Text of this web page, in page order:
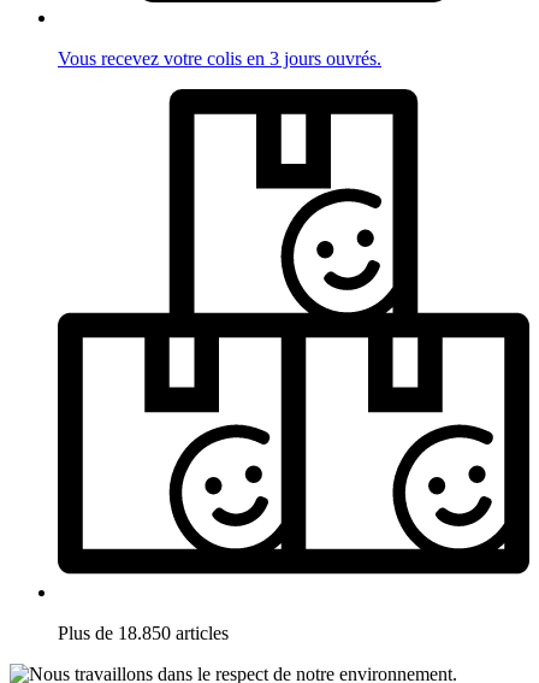
Vous recevez votre colis en 3 jours ouvrés.
Plus de 18.850 articles